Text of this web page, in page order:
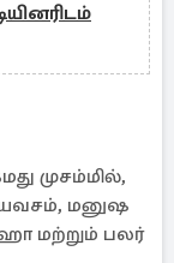
முசம்மில்,
மனுஷ
​​மற்றும் பலர்